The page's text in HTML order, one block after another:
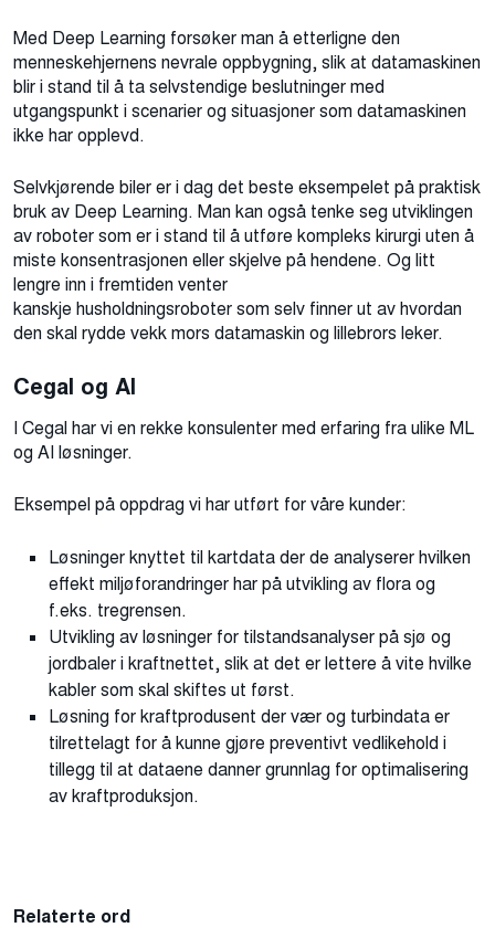
Med Deep Learning forsøker man å etterligne den
menneskehjernens nevrale oppbygning, slik at datamaskinen
blir i stand til å ta selvstendige beslutninger med
utgangspunkt i scenarier og situasjoner som datamaskinen
ikke har opplevd.
Selvkjørende biler er i dag det beste eksempelet på praktisk
bruk av Deep Learning. Man kan også tenke seg utviklingen
av roboter som er i stand til å utføre kompleks kirurgi uten å
miste konsentrasjonen eller skjelve på hendene. Og litt
lengre inn i fremtiden venter
kanskje husholdningsroboter som selv finner ut av hvordan
den skal rydde vekk mors datamaskin og lillebrors leker.
Cegal og AI
I Cegal har vi en rekke konsulenter med erfaring fra ulike ML
og AI løsninger.
Eksempel på oppdrag vi har utført for våre kunder:
Løsninger knyttet til kartdata der de analyserer hvilken
effekt miljøforandringer har på utvikling av flora og
f.eks. tregrensen.
Utvikling av løsninger for tilstandsanalyser på sjø og
jordbaler i kraftnettet, slik at det er lettere å vite hvilke
kabler som skal skiftes ut først.
Løsning for kraftprodusent der vær og turbindata er
tilrettelagt for å kunne gjøre preventivt vedlikehold i
tillegg til at dataene danner grunnlag for optimalisering
av kraftproduksjon.
Relaterte ord